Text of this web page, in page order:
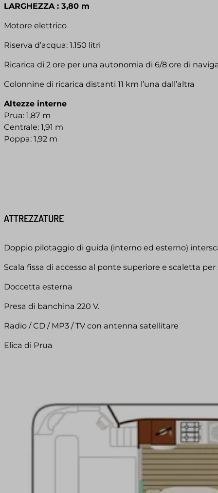
LARGHEZZA : 3,80 m
Motore elettrico
Riserva d’acqua: 1.150 litri
Ricarica di 2 ore per una autonomia di 6/8 ore di
Colonnine di ricarica distanti 11 km l’una dall’altra
Altezze interne
Prua: 1,87 m
Centrale: 1,91 m
Poppa: 1,92 m
ATTREZZATURE
Doppio pilotaggio di guida (interno ed esterno)
Scala fissa di accesso al ponte superiore e scaletta
Doccetta esterna
Presa di banchina 220 V.
Radio / CD / MP3 / TV con antenna satellitare
Elica di Prua